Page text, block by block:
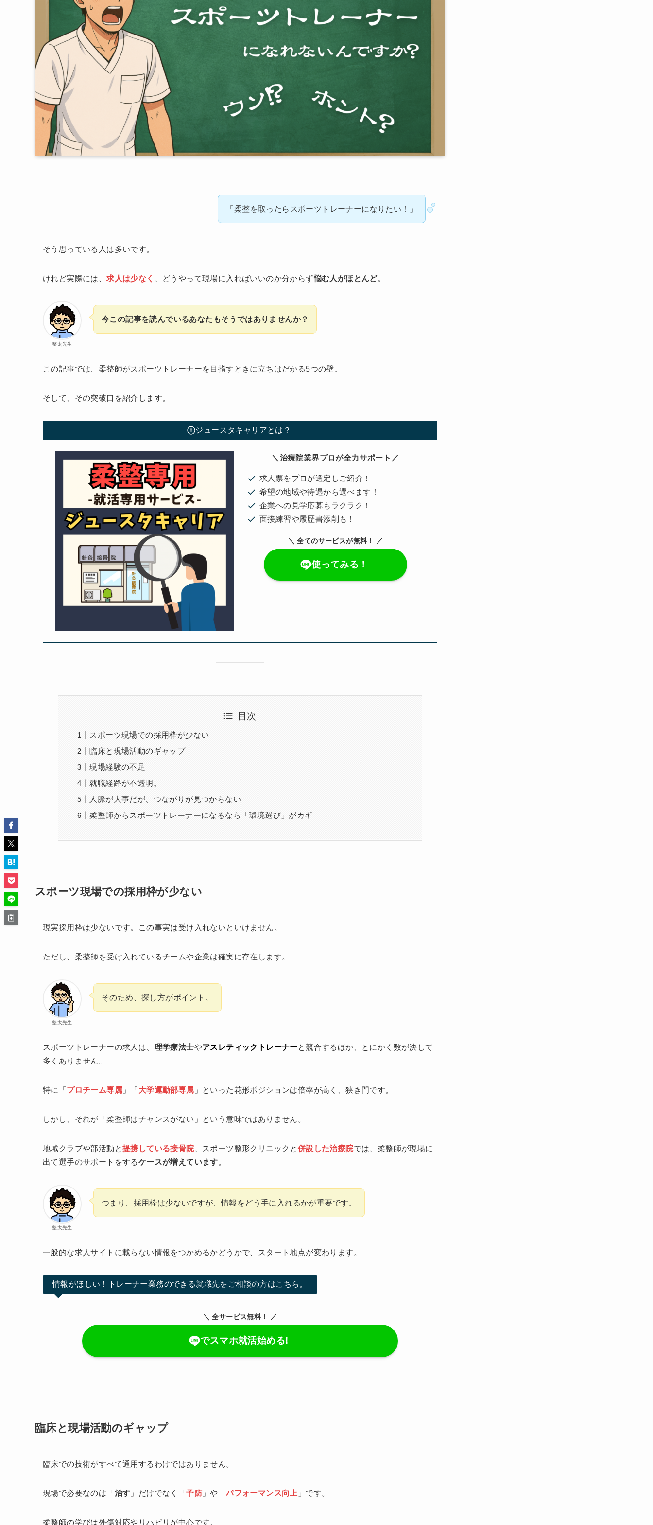
「柔整を取ったらスポーツトレーナーになりたい！」
そう思っている人は多いです。
けれど実際には、求人は少なく 、どうやって現場に入ればいいのか分からず悩む人がほとんど。
整太先生
今この記事を読んでいるあなたもそうではありませんか？
この記事では、柔整師がスポーツトレーナーを目指すときに立ちはだかる5つの壁。
そして、その突破口を紹介します。
ジュースタキャリアとは？
＼治療院業界プロが全力サポート／
求人票をプロが選定しご紹介！
希望の地域や待遇から選べます！
企業への見学応募もラクラク！
面接練習や履歴書添削も！
＼ 全てのサービスが無料！ ／
使ってみる！
目次
スポーツ現場での採用枠が少ない
臨床と現場活動のギャップ
現場経験の不足
就職経路が不透明。
人脈が大事だが、つながりが見つからない
柔整師からスポーツトレーナーになるなら「環境選び」がカギ
スポーツ現場での採用枠が少ない
現実採用枠は少ないです。この事実は受け入れないといけません。
ただし、柔整師を受け入れているチームや企業は確実に存在します。
整太先生
そのため、探し方がポイント。
スポーツトレーナーの求人は、 理学療法士やアスレティックトレーナーと競合するほか、とにかく数が決して
多くありません。
特に「 プロチーム専属 」「 大学運動部専属 」といった花形ポジションは倍率が高く、狭き門です。
しかし、それが「柔整師はチャンスがない」という意味ではありません。
地域クラブや部活動と提携している接骨院、スポーツ整形クリニックと 併設した治療院では、柔整師が現場に
出て選手のサポートをするケースが増えています。
整太先生
つまり、採用枠は少ないですが、情報をどう手に入れるかが重要です。
一般的な求人サイトに載らない情報をつかめるかどうかで、スタート地点が変わります。
情報がほしい！トレーナー業務のできる就職先をご相談の方はこちら。
＼ 全サービス無料！ ／
でスマホ就活始める!
臨床と現場活動のギャップ
臨床での技術がすべて通用するわけではありません。
現場で必要なのは「 治す 」だけでなく「予防 」や「パフォーマンス向上 」です。
柔整師の学びは外傷対応やリハビリが中心です。